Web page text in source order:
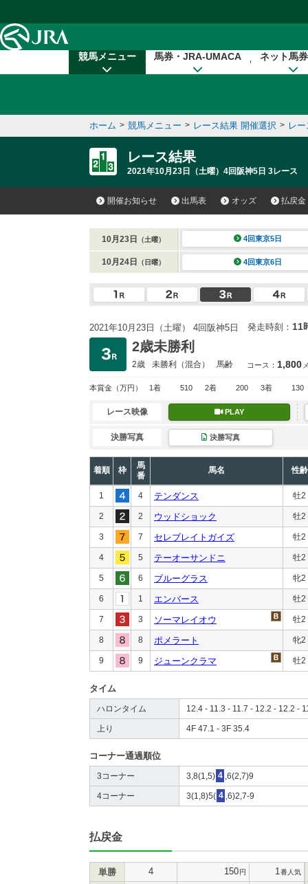
競馬メニュー 馬券・JRA-UMACA ネット馬
ホーム > 競馬メニュー > レース結果 開催選択 > レ
レース結果
2021年10月23日（土曜）4回阪神5日 3レース
開催お知らせ 出馬表 オッズ 払戻金
10月23日 （土曜） 4回東京5日
10月24日 （日曜） 4回東京6日
2021年10月23日（土曜） 4回阪神5日 発走時刻： 11
2歳未勝利
2歳 未勝利 （混合） 馬齢 コース： 1,800
本賞金 （万円） 1着 510 2着 200 3着 130
レース映像 PLAY
決勝写真 決勝写真
着順 枠
馬
番
馬名 性齢
1 4 テンダンス 牡2
2 2 ウッドショック 牡2
3 7 セレブレイトガイズ 牡2
4 5 テーオーサンドニ 牡2
5 6 ブルーグラス 牝2
6 1 エンバース 牡2
7 3 ソーマレイオウ 牡2
8 8 ポメラート 牝2
9 9 ジューンクラマ 牡2
タイム
ハロンタイム 12.4 - 11.3 - 11.7 - 12.2 - 12.2 -
上り 4F 47.1 - 3F 35.4
コーナー通過順位
3コーナー 3,8(1,5) 4 ,6(2,7)9
4コーナー 3(1,8)5( 4 ,6)2,7-9
払戻金
単勝 4 150円 1 番人気